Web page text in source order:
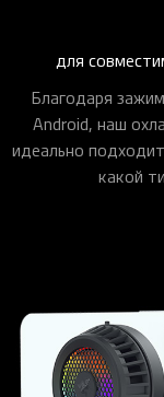
для
Благодаря
Android, наш
идеально
какой